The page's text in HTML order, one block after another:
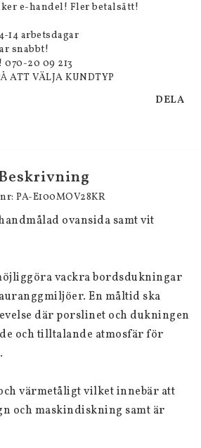
e-handel! Fler betalsätt!
14 arbetsdagar
snabbt!
20 09 213
ATT VÄLJA KUNDTYP
DELA
PA-E100MOV28KR
ovansida samt vit
vackra bordsdukningar
En måltid ska
där porslinet och dukningen
och tilltalande atmosfär för
värmetåligt vilket innebär att
och maskindiskning samt är